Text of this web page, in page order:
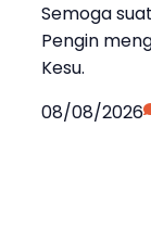
Semoga
Pengin
Kesu.
08/08/2026